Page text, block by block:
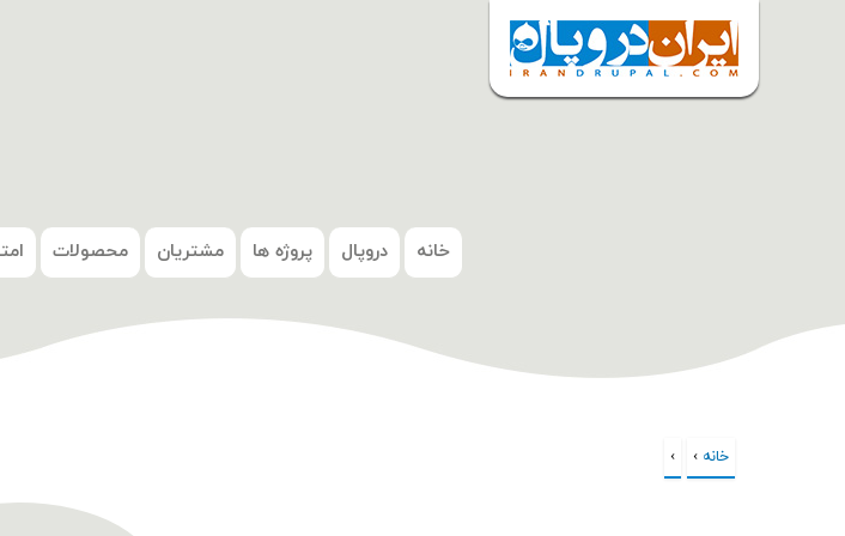
خانه دروپال پروژه ها مشتریان محصولات
شما اینجا هستید
خانه ›
›